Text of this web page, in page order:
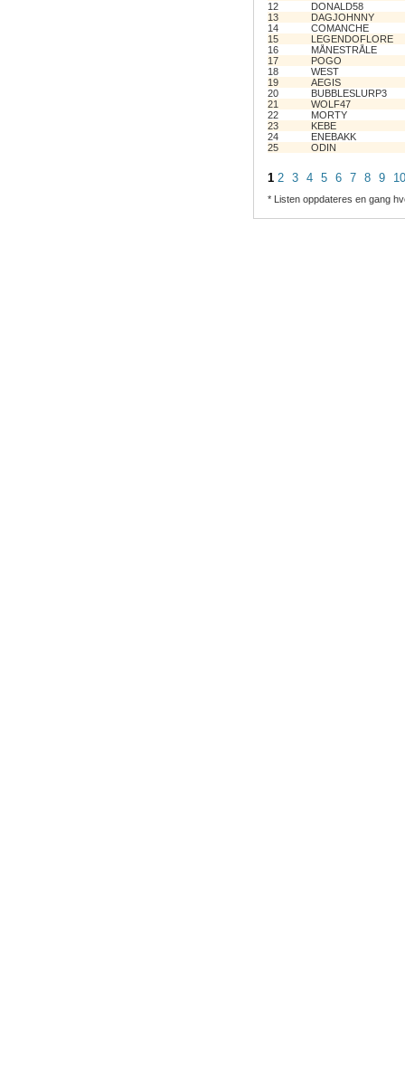
12
DONALD58
13
DAGJOHNNY
14
COMANCHE
15
LEGENDOFLORE
16
MÅNESTRÅLE
17
POGO
18
WEST
19
AEGIS
20
BUBBLESLURP3
21
WOLF47
22
MORTY
23
KEBE
24
ENEBAKK
25
ODIN
1 2 3 4 5 6 7 8 9 10
* Listen oppdateres en gang